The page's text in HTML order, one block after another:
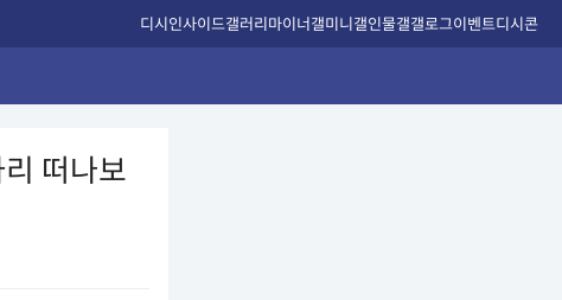
디시인사이드갤러리마이너갤미니갤인물갤갤로그이벤트디시콘
떠나보